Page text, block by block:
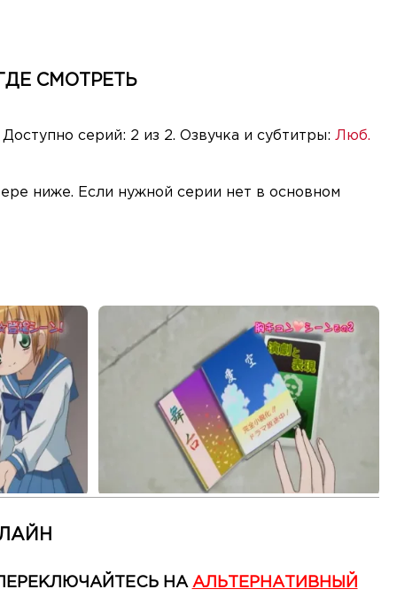
СМОТРЕТЬ
Доступно серий: 2 из 2. Озвучка и субтитры: Люб.
ниже. Если нужной серии нет в основном
НА АЛЬТЕРНАТИВНЫЙ